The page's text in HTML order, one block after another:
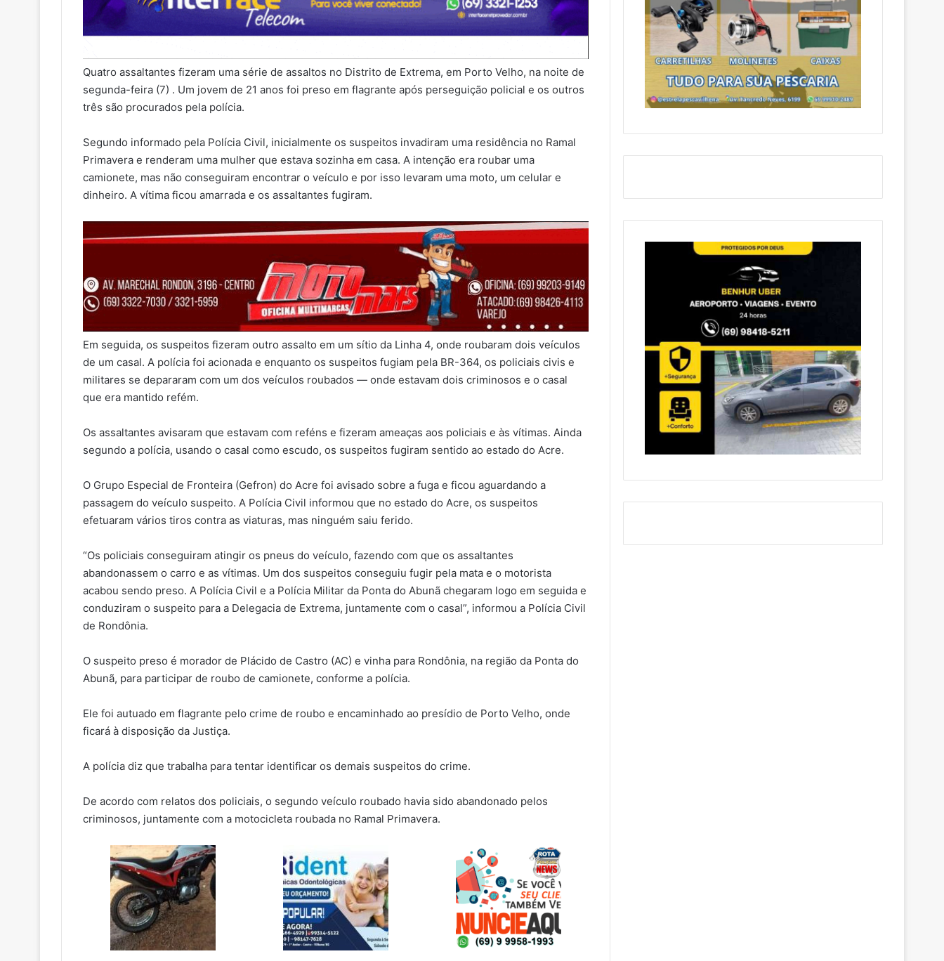
Quatro assaltantes fizeram uma série de assaltos no Distrito de Extrema, em Porto Velho, na noite de
segunda-feira (7) . Um jovem de 21 anos foi preso em flagrante após perseguição policial e os outros
três são procurados pela polícia.
Segundo informado pela Polícia Civil, inicialmente os suspeitos invadiram uma residência no Ramal
Primavera e renderam uma mulher que estava sozinha em casa. A intenção era roubar uma
camionete, mas não conseguiram encontrar o veículo e por isso levaram uma moto, um celular e
dinheiro. A vítima ficou amarrada e os assaltantes fugiram.
Em seguida, os suspeitos fizeram outro assalto em um sítio da Linha 4, onde roubaram dois veículos
de um casal. A polícia foi acionada e enquanto os suspeitos fugiam pela BR-364, os policiais civis e
militares se depararam com um dos veículos roubados — onde estavam dois criminosos e o casal
que era mantido refém.
Os assaltantes avisaram que estavam com reféns e fizeram ameaças aos policiais e às vítimas. Ainda
segundo a polícia, usando o casal como escudo, os suspeitos fugiram sentido ao estado do Acre.
O Grupo Especial de Fronteira (Gefron) do Acre foi avisado sobre a fuga e ficou aguardando a
passagem do veículo suspeito. A Polícia Civil informou que no estado do Acre, os suspeitos
efetuaram vários tiros contra as viaturas, mas ninguém saiu ferido.
“Os policiais conseguiram atingir os pneus do veículo, fazendo com que os assaltantes
abandonassem o carro e as vítimas. Um dos suspeitos conseguiu fugir pela mata e o motorista
acabou sendo preso. A Polícia Civil e a Polícia Militar da Ponta do Abunã chegaram logo em seguida e
conduziram o suspeito para a Delegacia de Extrema, juntamente com o casal”, informou a Polícia Civil
de Rondônia.
O suspeito preso é morador de Plácido de Castro (AC) e vinha para Rondônia, na região da Ponta do
Abunã, para participar de roubo de camionete, conforme a polícia.
Ele foi autuado em flagrante pelo crime de roubo e encaminhado ao presídio de Porto Velho, onde
ficará à disposição da Justiça.
A polícia diz que trabalha para tentar identificar os demais suspeitos do crime.
De acordo com relatos dos policiais, o segundo veículo roubado havia sido abandonado pelos
criminosos, juntamente com a motocicleta roubada no Ramal Primavera.